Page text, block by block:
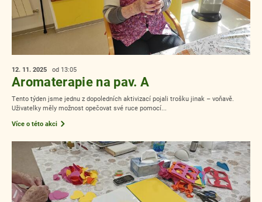
12. 11. 2025 od 13:05
Aromaterapie na pav. A
Tento týden jsme jednu z dopoledních aktivizací pojali trošku jinak – voňavě.
Uživatelky měly možnost opečovat své ruce pomocí...
Více o této akci